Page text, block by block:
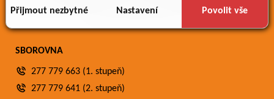
důsledku toho, že používáte jejich služby.
Přijmout nezbytné Nastavení Povolit vše
SBOROVNA
277 779 663 (1. stupeň)
277 779 641 (2. stupeň)